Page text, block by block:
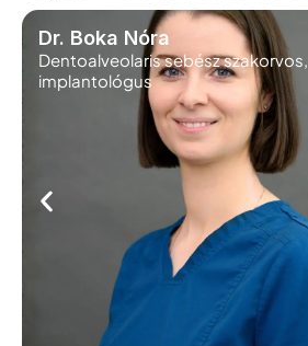
Dr. Boka Nóra
Dentoalveolaris sebész szakorvos,
implantológus